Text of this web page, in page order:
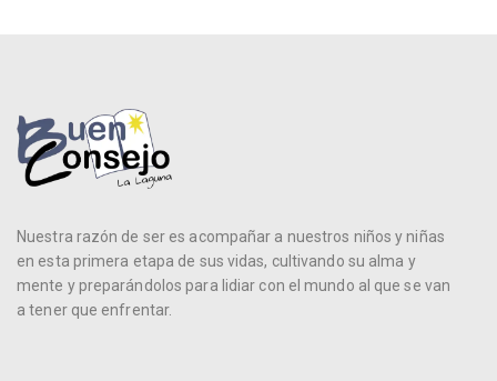
Nuestra razón de ser es acompañar a nuestros niños y niñas
en esta primera etapa de sus vidas, cultivando su alma y
mente y preparándolos para lidiar con el mundo al que se van
a tener que enfrentar.